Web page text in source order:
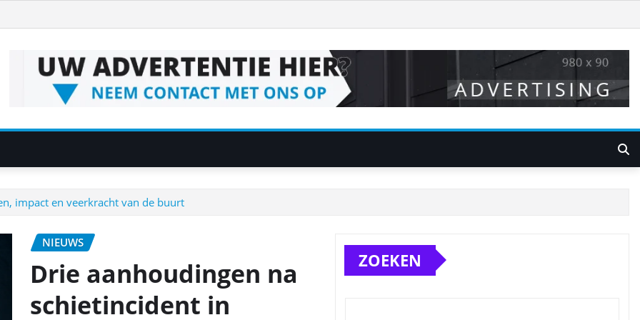
impact en veerkracht van de buurt
NIEUWS
Drie aanhoudingen na
schietincident in
ZOEKEN